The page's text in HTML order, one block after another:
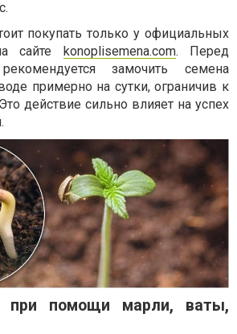
покупать только у официальных
сайте konoplisemena.com. Перед
замочить семена
примерно на сутки, ограничив к
действие сильно влияет на успех
при помощи марли, ваты,